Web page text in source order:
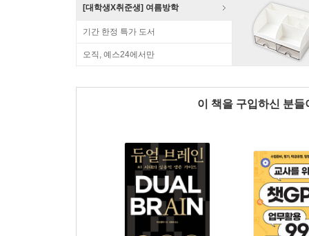
[대학생X취준생] 여름방학
기간 한정 특가 도서
오직, 예스24에서만
이 책을 구입하신 분